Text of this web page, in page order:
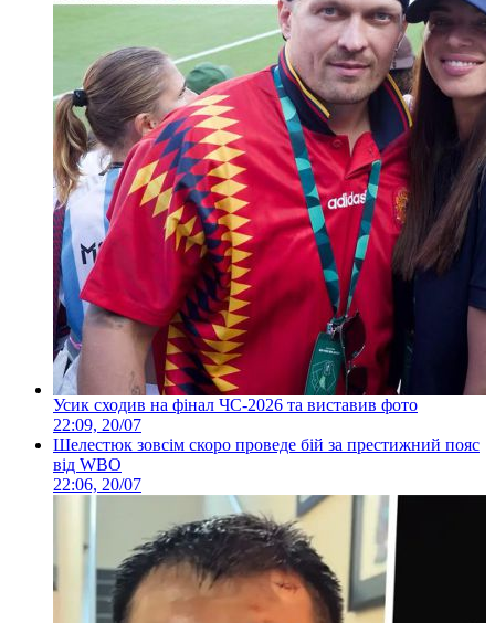
Усик сходив на фінал ЧС-2026 та виставив фото
22:09, 20/07
Шелестюк зовсім скоро проведе бій за престижний пояс
від WBO
22:06, 20/07